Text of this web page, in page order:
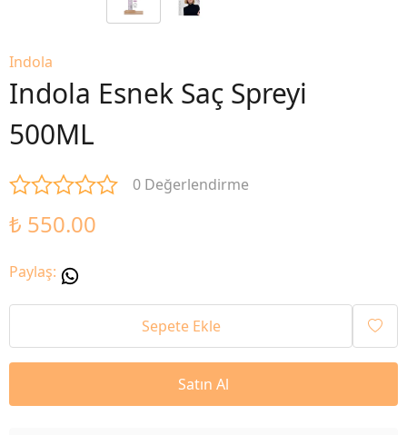
Indola
Indola Esnek Saç Spreyi
500ML
0 Değerlendirme
₺ 550.00
Paylaş:
Sepete Ekle
Satın Al